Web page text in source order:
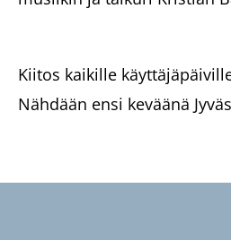
Kiitos kaikille
Nähdään ensi keväänä